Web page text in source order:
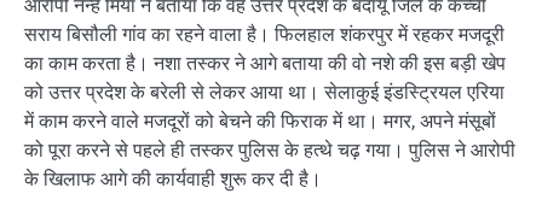
आरोपी नन्हे मियां ने बताया कि वह उत्तर प्रदेश के बदायूं जिले के कच्ची
सराय बिसौली गांव का रहने वाला है। फिलहाल शंकरपुर में रहकर मजदूरी
का काम करता है। नशा तस्कर ने आगे बताया की वो नशे की इस बड़ी खेप
को उत्तर प्रदेश के बरेली से लेकर आया था। सेलाकुई इंडस्ट्रियल एरिया
में काम करने वाले मजदूरों को बेचने की फिराक में था। मगर, अपने मंसूबों
को पूरा करने से पहले ही तस्कर पुलिस के हत्थे चढ़ गया। पुलिस ने आरोपी
के खिलाफ आगे की कार्यवाही शुरू कर दी है।